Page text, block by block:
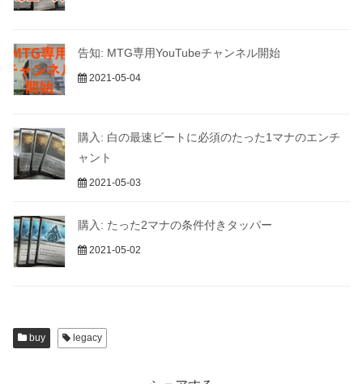
告知: MTG専用YouTubeチャンネル開始
2021-05-04
購入: 白の最速ビートに必須のたった1マナのエンチ
ャント
2021-05-03
購入: たった2マナの条件付きタッパー
2021-05-02
buy legacy